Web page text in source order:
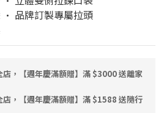
品牌訂製專屬拉頭
，【週年慶滿額贈】滿 $3000 送離家
，【週年慶滿額贈】滿 $1588 送隨行